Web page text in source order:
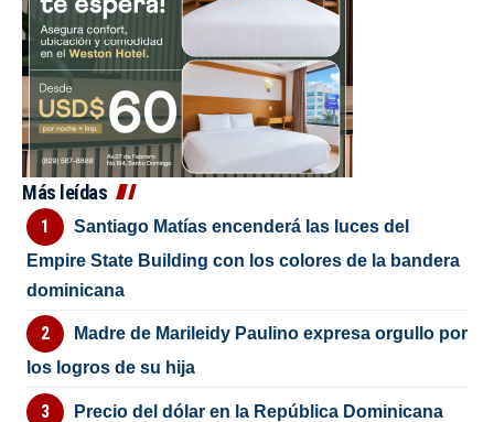
Más leídas
Santiago Matías encenderá las luces del
Empire State Building con los colores de la bandera
dominicana
Madre de Marileidy Paulino expresa orgullo por
los logros de su hija
Precio del dólar en la República Dominicana